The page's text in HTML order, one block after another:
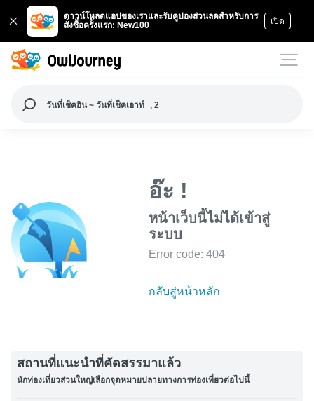
ดาวน์โหลดแอปของเราและรับคูปองส่วนลดสำหรับการ
สั่งซื้อครั้งแรก: New100
เปิด
วันที่เช็คอิน ~ วันที่เช็คเอาท์ , 2
อ๊ะ !
หน้าเว็บนี้ไม่ได้เข้าสู่
ระบบ
Error code: 404
กลับสู่หน้าหลัก
สถานที่แนะนำที่คัดสรรมาแล้ว
นักท่องเที่ยวส่วนใหญ่เลือกจุดหมายปลายทางการท่องเที่ยวต่อไปนี้